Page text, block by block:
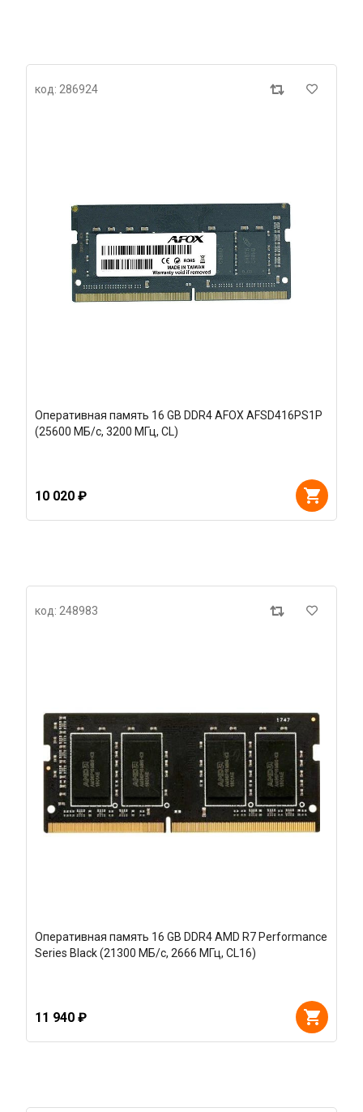
код: 286924
Оперативная память 16 GB DDR4 AFOX AFSD416PS1P
(25600 МБ/с, 3200 МГц, CL)
10 020 ₽
код: 248983
Оперативная память 16 GB DDR4 AMD R7 Performance
Series Black (21300 МБ/с, 2666 МГц, CL16)
11 940 ₽